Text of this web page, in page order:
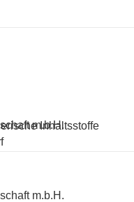
m.b.H.
m.b.H.
Inhaltsstoffe